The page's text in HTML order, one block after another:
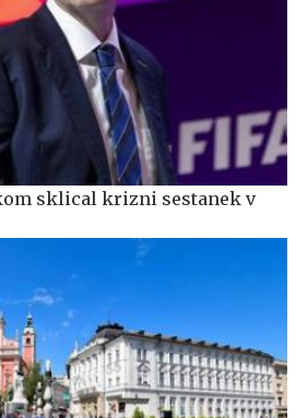
sklical krizni sestanek v